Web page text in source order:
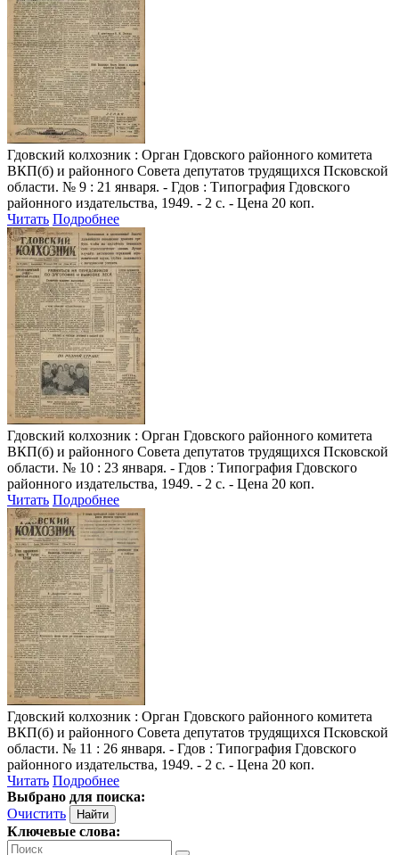
Гдовский колхозник : Орган Гдовского районного комитета
ВКП(б) и районного Совета депутатов трудящихся Псковской
области. № 9 : 21 января. - Гдов : Типография Гдовского
районного издательства, 1949. - 2 с. - Цена 20 коп.
Читать Подробнее
Гдовский колхозник : Орган Гдовского районного комитета
ВКП(б) и районного Совета депутатов трудящихся Псковской
области. № 10 : 23 января. - Гдов : Типография Гдовского
районного издательства, 1949. - 2 с. - Цена 20 коп.
Читать Подробнее
Гдовский колхозник : Орган Гдовского районного комитета
ВКП(б) и районного Совета депутатов трудящихся Псковской
области. № 11 : 26 января. - Гдов : Типография Гдовского
районного издательства, 1949. - 2 с. - Цена 20 коп.
Читать Подробнее
Выбрано для поиска:
Очистить
Ключевые слова: